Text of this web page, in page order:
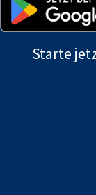
Starte